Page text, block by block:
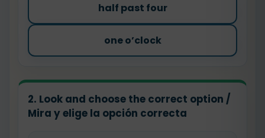
half past four
one o’clock
2. Look and choose the correct option /
Mira y elige la opción correcta